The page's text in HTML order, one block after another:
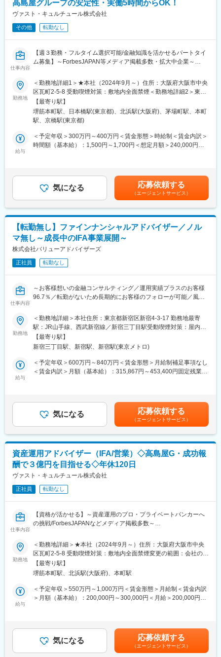
変更の範囲：会社の定める業務
トいたします。
【一人立ちの時期】
おおよそ２年程度を目安としておりますが、早い方だと半年で一
人前として昇格し、現在もご活躍頂いております。
【過去の入社者経歴】
信金/メガバンク/地銀証券会社/中堅証券会社
■当社の特徴・魅力：
営業開始から約7年で預かり資産残高約900億円突破。豊富なノウ
ハウと、交流ネットワークがあります。
（2）トップダウンではない、フラットな社風
定期的に営業戦略会議を開催し、成功事例の共有や、お客様の相
談事に対する解決案を様々な角度から全員で考え意見を出し合っ
（3）上を目指し続けられる環境
富裕層向けのプライベートバンクである当社は取扱金額も大きい
「独立系ファイナンシャルアドバイザー」とも呼ばれる、金融ア
ドバイザーの業態の一種です。既存の金融機関から独立している
ため、中立的な立場で顧客の立場に立った金融アドバイスが可能
です。金融先進国では既に比率が高いポジションで、今後日本で
も高く評価される兆しがあり将来性があるビジネスです。
変更の範囲：会社の定める業務
高島屋グループの安定性・実働5時間からOK！
ヴァスト・キュルチュール株式会社
その他 転勤なし
仕事内容
【週３勤務・フルタイム選択可能/金融知識を活かせるパートタイ
ム募集】～ForbesJAPAN等メディア掲載多数・拡大中企業～
当社では「お金で困る人がいない世界」の実現を目指し、富裕層
のお客様に向けて資産運用、財産管理、承継等のコンサルティン
グを行い、社会全体の課題解決に取り組んでいます。
■業務内容：
バンカーの‘副担当’の役割として、お客さまのライフプランのご提
案・金融商品のご案内を行います。
＜具体的には＞
案内等を行います。
※具体的には…投資信託、債券、外貨預金等各種商品のご案内、預
金の期日管理、書類のお届け、用件の取次等。
◆ 髙島屋との事業連携により、新たな営業スタイルへ ◆
当社の営業活動は、従来の新規開拓に加え、新たなステージへと
進化しています。
この度、百貨店「髙島屋」と連携し、外商部門のお客様をご紹介
いただく制度がスタートしました。
これにより、質の高いお客様と安定した関係性を築く新たな営業
機会が生まれています。
契約等は営業担当者へ取り次ぎます。
ノルマはありませんが、自主的に目標を持って前向きに取り組ん
でいただきます。
ートをしつつ、要望も聞いてご案内もする業務です。
■当社の特徴・魅力：
（1）創業メンバーがスイスのプライベートバンク出身
ハウと、交流ネットワークがあります。
（2）トップダウンではない、フラットな社風
富裕層向けのプライベートバンクである当社は取扱金額も大きい
ため、成果報酬で高収入を目指せます。
変更の範囲：会社の定める業務
勤務地
＜勤務地詳細1＞★本社（2024年9月～）住所：大阪府大阪市中央
区瓦町2-5-8 受動喫煙対策：敷地内全面禁煙＜勤務地詳細2＞東京
オフィス住所：東京都中央区日本橋2-12-6 高島屋THビル北館勤務
地最寄駅：日本橋駅受動喫煙対策：屋内全面禁煙変更の範囲：会
社の定める事業所
【最寄り駅】
堺筋本町駅、日本橋駅(東京都)、北浜駅(大阪府)、茅場町駅、本町
駅、京橋駅(東京都)
給与
＜予定年収＞300万円～400万円＜賃金形態＞時給制＜賃金内訳＞
時間額（基本給）：1,500円～1,700円＜想定月額＞240,000円～
有賃金はあくまでも目安の金額であり、選考を通じて上下する可
能性があります。月給(月額)は固定手当を含めた表記です。
気になる 応募依頼する
（エージェントサービス）
【転勤無し】ファインナンシャルアドバイザー／ノル
マ無し～成長中のIFA事業展開～
株式会社バリューアドバイザーズ
正社員 転勤なし
仕事内容
～お客様想いの金融コンサルティング／運用実績プラスのお客様
96.7％／転勤がないため長期的にお客様のフォローが可能／風通
■業務概要
当社のファインナンシャルアドバイザーとして、「お客様想いの
金融コンサルティング」を行っていただきます。IFA制度と専門性
の高い仲間たちとともに、本当にお客様のためになるアドバイス
ができる環境がございます。
どはほとんどありません。セミナーの満足度は95.3％、運用実績
プラスのお客様96.7％です！
にあったポートフォリオをご提案いただきます（※手数料目当ての
回転売買のようなことは一切行いません。）
・定期的なアフターフォロー：
定期面談などによりお客様の資産運用を継続的にサポートします
■働き方
・全国居住可能、転勤無しです。
・すべてのアドバイザーが均一のクオリティでサービスをご提供
するために、フルコミッション型（完全歩合制）ではなく、全員
■社風
【お客様に一人ひとりにあわせた価値ある金融コンサルティング
をお届けしたい】との想いで設立。
的に仕事に取り組んでおり、また選択理論心理学を学んだり年1回
の社員旅行での良好な関係構築がしっかりされているため、人間
（1）ノルマ無し！自由な商品選択権を武器により良いご提案！
業務委託契約中の証券株式会社・保険会社とは独立・中立の立場
にありますので、大手金融機関会社にありがちな商品ノルマとい
勤務地
＜勤務地詳細＞本社住所：東京都新宿区新宿4-3-17 勤務地最寄
駅：JR山手線、西武新宿線／新宿三丁目駅受動喫煙対策：屋内全
面禁煙
【最寄り駅】
新宿三丁目駅、新宿駅、新宿駅(東京メトロ)
給与
＜予定年収＞600万円～840万円＜賃金形態＞月給制補足事項なし
＜賃金内訳＞月額（基本給）：315,867円～453,400円固定残業手
給与補足＞※給与詳細は経験・能力・前職給与等を踏まえて決定賃
金はあくまでも目安の金額であり、選考を通じて上下する可能性
があります。月給(月額)は固定手当を含めた表記です。
気になる 応募依頼する
（エージェントサービス）
資産運用アドバイザー（IFA/営業）◇高島屋G・成功報
酬で３億円を目指せる◇年休120日
ヴァスト・キュルチュール株式会社
正社員 転勤なし
仕事内容
【資格が活かせる】～資産運用のプロ・プライベートバンカーへ
の挑戦/ForbesJAPANなどメディア掲載多数～
＜当社について＞
プライベートバンク発祥の地、スイスに本店を構える金融機関で
経験を積んだプライベートバンカーが創業した、ウェルス・マネ
ジメントファームです。2024年6月に株式会社高島屋と資本業務
提携契約を交わし、より多様なサービスを提供していくことで、
国内での地位を更に確立していきます。
◇始めは税理士・会計士の先生方との打ち合わせから従事頂き、
少しずつ個人・法人のお客様をお任せいたします。
◇資産運用、社会貢献、承継等の総合的なアドバイスを行い、次
勤務地
＜勤務地詳細＞★本社（2024年9月～）住所：大阪府大阪市中央
区瓦町2-5-8 受動喫煙対策：敷地内全面禁煙変更の範囲：会社の定
める事業所（リモートワーク含む）
【最寄り駅】
堺筋本町駅、北浜駅(大阪府)、本町駅
給与
＜予定年収＞550万円～1,000万円＜賃金形態＞月給制＜賃金内訳
＞月額（基本給）：200,000円～300,000円＜月給＞200,000円～
じて異なります。（賞与機会年３回）詳細は面談時にお伝えいた
します。賃金はあくまでも目安の金額であり、選考を通じて上下
する可能性があります。月給(月額)は固定手当を含めた表記です。
気になる 応募依頼する
（エージェントサービス）